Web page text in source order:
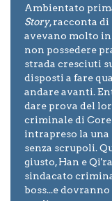
Ambientato
Story, racconta di
avevano molto in
non possedere
strada cresciuti
disposti a fare
andare avanti.
dare prova del
criminale di
intrapreso la una
senza scrupoli.
giusto, Han e
sindacato
boss...e